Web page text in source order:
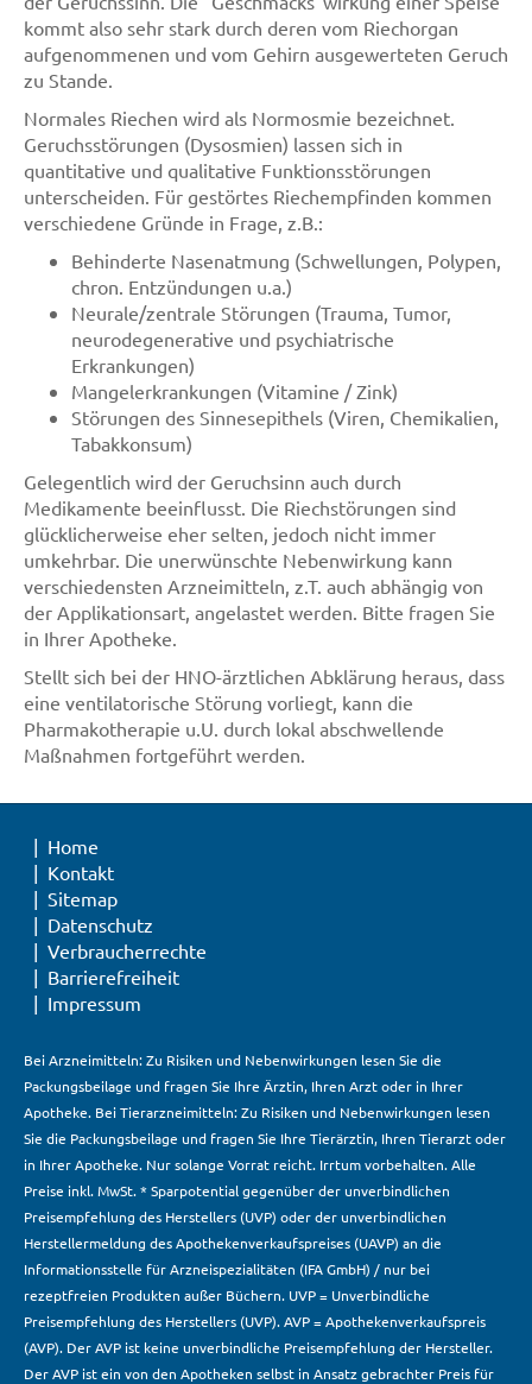
kommt also sehr stark durch deren vom Riechorgan
aufgenommenen und vom Gehirn ausgewerteten Geruch
zu Stande.
Normales Riechen wird als Normosmie bezeichnet.
Geruchsstörungen (Dysosmien) lassen sich in
quantitative und qualitative Funktionsstörungen
unterscheiden. Für gestörtes Riechempfinden kommen
verschiedene Gründe in Frage, z.B.:
Behinderte Nasenatmung (Schwellungen, Polypen,
chron. Entzündungen u.a.)
Neurale/zentrale Störungen (Trauma, Tumor,
neurodegenerative und psychiatrische
Erkrankungen)
Mangelerkrankungen (Vitamine / Zink)
Störungen des Sinnesepithels (Viren, Chemikalien,
Tabakkonsum)
Gelegentlich wird der Geruchsinn auch durch
Medikamente beeinflusst. Die Riechstörungen sind
glücklicherweise eher selten, jedoch nicht immer
umkehrbar. Die unerwünschte Nebenwirkung kann
verschiedensten Arzneimitteln, z.T. auch abhängig von
der Applikationsart, angelastet werden. Bitte fragen Sie
in Ihrer Apotheke.
Stellt sich bei der HNO-ärztlichen Abklärung heraus, dass
eine ventilatorische Störung vorliegt, kann die
Pharmakotherapie u.U. durch lokal abschwellende
Maßnahmen fortgeführt werden.
Home
Kontakt
Sitemap
Datenschutz
Verbraucherrechte
Barrierefreiheit
Impressum
Bei Arzneimitteln: Zu Risiken und Nebenwirkungen lesen Sie die
Packungsbeilage und fragen Sie Ihre Ärztin, Ihren Arzt oder in Ihrer
Apotheke. Bei Tierarzneimitteln: Zu Risiken und Nebenwirkungen lesen
Sie die Packungsbeilage und fragen Sie Ihre Tierärztin, Ihren Tierarzt oder
in Ihrer Apotheke. Nur solange Vorrat reicht. Irrtum vorbehalten. Alle
Preise inkl. MwSt. * Sparpotential gegenüber der unverbindlichen
Preisempfehlung des Herstellers (UVP) oder der unverbindlichen
Herstellermeldung des Apothekenverkaufspreises (UAVP) an die
Informationsstelle für Arzneispezialitäten (IFA GmbH) / nur bei
rezeptfreien Produkten außer Büchern. UVP = Unverbindliche
Preisempfehlung des Herstellers (UVP). AVP = Apothekenverkaufspreis
(AVP). Der AVP ist keine unverbindliche Preisempfehlung der Hersteller.
Der AVP ist ein von den Apotheken selbst in Ansatz gebrachter Preis für